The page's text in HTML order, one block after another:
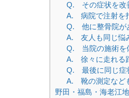
Q. その症状を改
A. 病院で注射を
Q. 他に整骨院が
A. 友人も同じ悩
Q. 当院の施術を
A. 徐々に走れる
Q. 最後に同じ症
A. 靴の測定など
野田・福島・海老江